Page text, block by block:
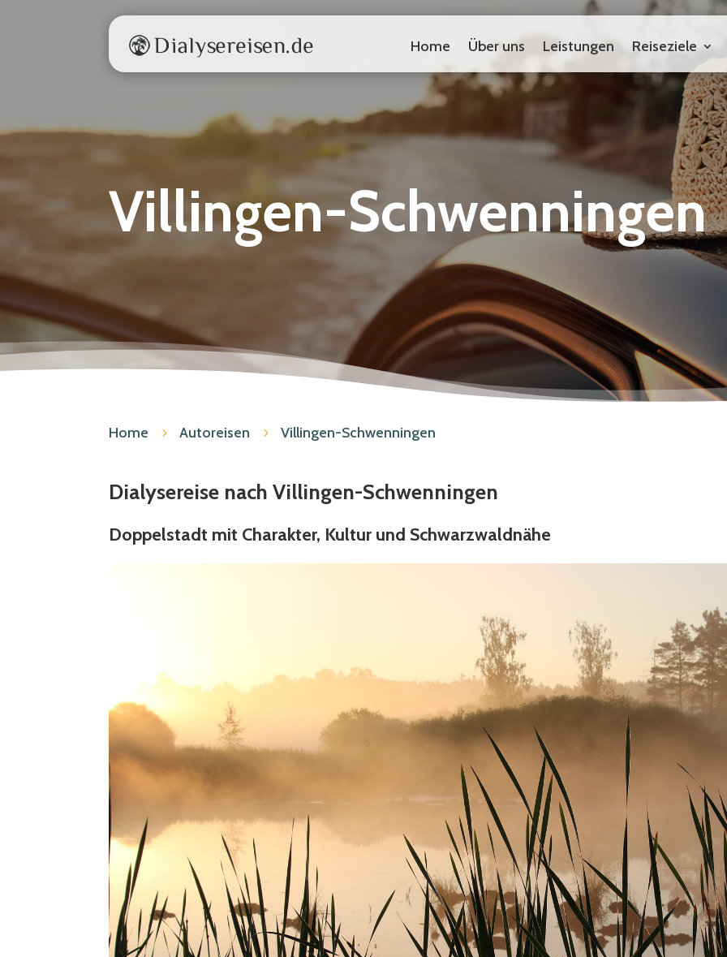
Home Über uns Leistungen Reiseziele
Villingen-Schwenningen
Home 5 Autoreisen 5 Villingen-Schwenningen
Dialysereise nach Villingen-Schwenningen
Doppelstadt mit Charakter, Kultur und Schwarzwaldnähe